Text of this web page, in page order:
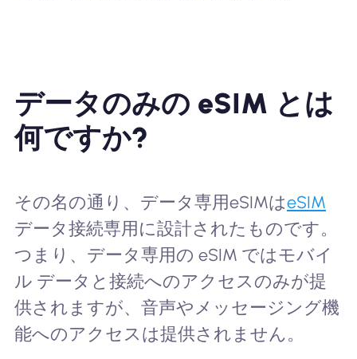
データのみの eSIM とは
何ですか?
その名の通り、データ専用eSIMはeSIM
データ接続専用に設計されたものです。
つまり、データ専用の eSIM ではモバイ
ル データと接続へのアクセスのみが提
供されますが、音声やメッセージング機
能へのアクセスは提供されません。